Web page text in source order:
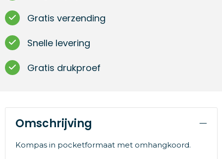
Gratis verzending
Snelle levering
Gratis drukproef
Omschrijving
Kompas in pocketformaat met omhangkoord.